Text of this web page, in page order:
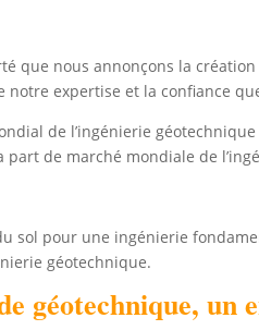
que nous annonçons la
notre expertise et la confiance
de l’ingénierie
part de marché mondiale de
sol pour une ingénierie
géotechnique.
géotechnique, un